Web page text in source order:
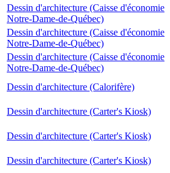
Dessin d'architecture (Caisse d'économie
Notre-Dame-de-Québec)
Dessin d'architecture (Caisse d'économie
Notre-Dame-de-Québec)
Dessin d'architecture (Caisse d'économie
Notre-Dame-de-Québec)
Dessin d'architecture (Calorifère)
Dessin d'architecture (Carter's Kiosk)
Dessin d'architecture (Carter's Kiosk)
Dessin d'architecture (Carter's Kiosk)